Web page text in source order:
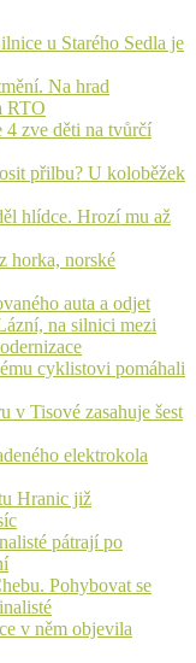
u Starého Sedla je
Na hrad
RTO
4 zve děti na tvůrčí
přilbu? U koloběžek
hlídce. Hrozí mu až
horka, norské
auta a odjet
na silnici mezi
cyklistovi pomáhali
v Tisové zasahuje šest
elektrokola
Hranic již
pátrají po
Pohybovat se
v něm objevila